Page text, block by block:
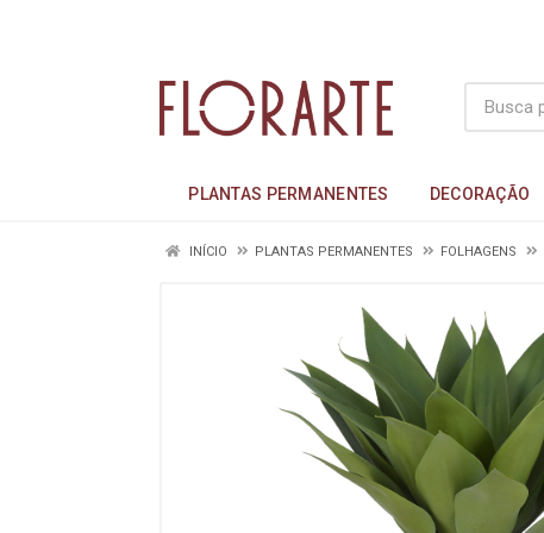
PLANTAS PERMANENTES DECORAÇÃO
INÍCIO PLANTAS PERMANENTES FOLHAGENS